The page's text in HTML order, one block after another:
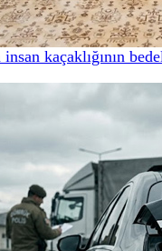
kaçaklığının